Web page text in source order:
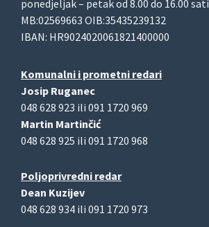
ponedjeljak – petak od 8.00 do 16.00 sati
MB:02569663 OIB:35435239132
IBAN: HR9024020061821400000
Komunalni i prometni redari
Josip Ruganec
048 628 923 ili 091 1720 969
Martin Martinčić
048 628 925 ili 091 1720 968
Poljoprivredni redar
Dean Kuzijev
048 628 934 ili 091 1720 973